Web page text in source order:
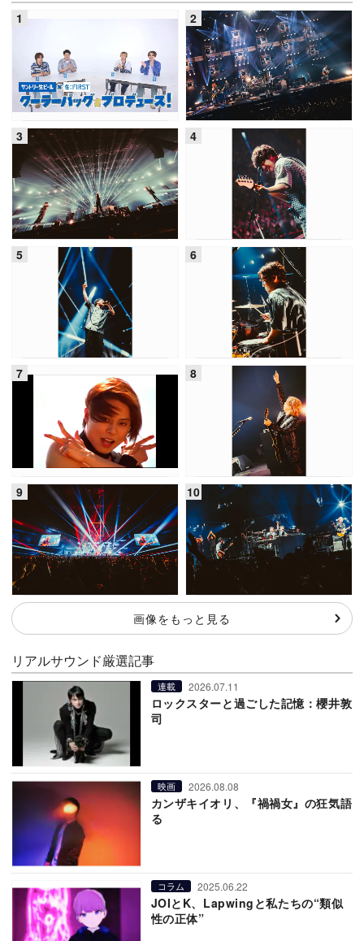
画像をもっと見る
リアルサウンド厳選記事
連載 2026.07.11
ロックスターと過ごした記憶：櫻井敦
司
映画 2026.08.08
カンザキイオリ、『禍禍女』の狂気語
る
コラム 2025.06.22
JOIとK、Lapwingと私たちの“類似
性の正体”